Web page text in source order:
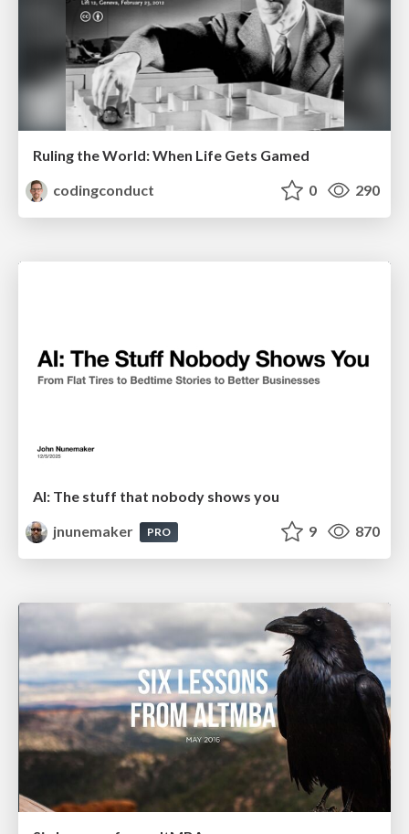
Ruling the World: When Life Gets Gamed
codingconduct
0 290
AI: The stuff that nobody shows you
jnunemaker
PRO 9 870